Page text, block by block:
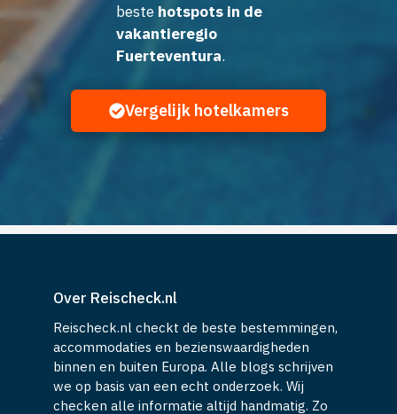
beste hotspots in de
vakantieregio
Fuerteventura.
Vergelijk hotelkamers
Over Reischeck.nl
Reischeck.nl checkt de beste bestemmingen,
accommodaties en bezienswaardigheden
binnen en buiten Europa. Alle blogs schrijven
we op basis van een echt onderzoek. Wij
checken alle informatie altijd handmatig. Zo